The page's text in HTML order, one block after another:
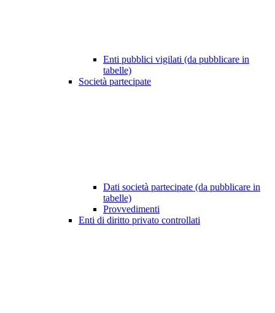
Enti pubblici vigilati (da pubblicare in
tabelle)
Società partecipate
Dati società partecipate (da pubblicare in
tabelle)
Provvedimenti
Enti di diritto privato controllati